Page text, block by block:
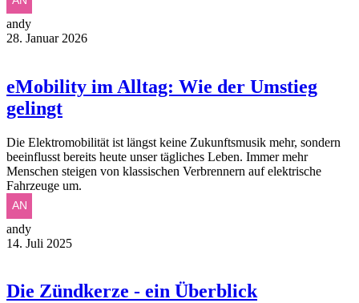
andy
28. Januar 2026
eMobility im Alltag: Wie der Umstieg
gelingt
Die Elektromobilität ist längst keine Zukunftsmusik mehr, sondern
beeinflusst bereits heute unser tägliches Leben. Immer mehr
Menschen steigen von klassischen Verbrennern auf elektrische
Fahrzeuge um.
andy
14. Juli 2025
Die Zündkerze - ein Überblick